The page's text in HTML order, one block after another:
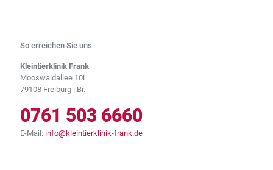
So erreichen Sie uns
Kleintierklinik Frank
Mooswaldallee 10i
79108 Freiburg i.Br.
0761 503 6660
E-Mail: info@kleintierklinik-frank.de